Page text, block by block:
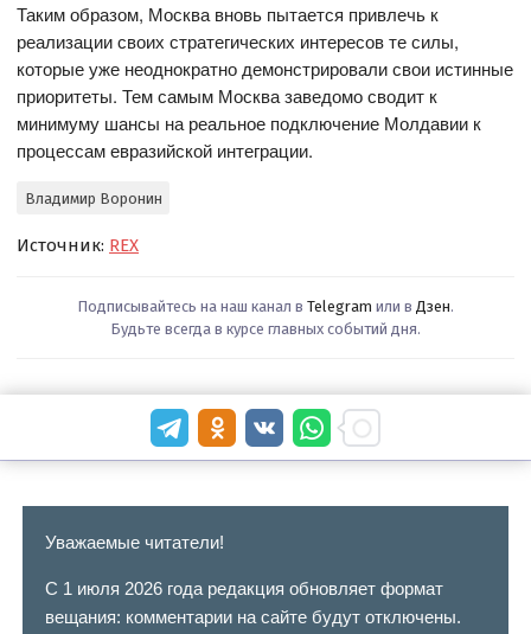
Таким образом, Москва вновь пытается привлечь к
реализации своих стратегических интересов те силы,
которые уже неоднократно демонстрировали свои истинные
приоритеты. Тем самым Москва заведомо сводит к
минимуму шансы на реальное подключение Молдавии к
процессам евразийской интеграции.
Владимир Воронин
Источник: REX
Подписывайтесь на наш канал в Telegram или в Дзен.
Будьте всегда в курсе главных событий дня.
Уважаемые читатели!
С 1 июля 2026 года редакция обновляет формат
вещания: комментарии на сайте будут отключены.